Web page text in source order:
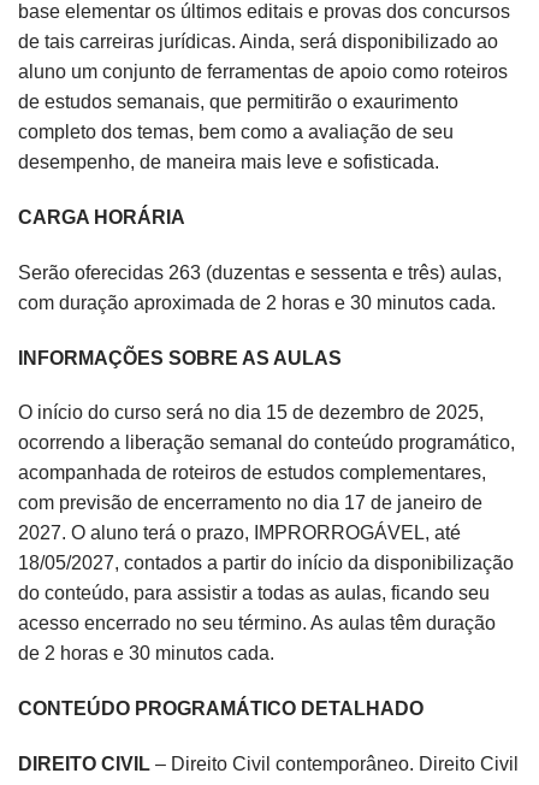
base elementar os últimos editais e provas dos concursos
de tais carreiras jurídicas. Ainda, será disponibilizado ao
aluno um conjunto de ferramentas de apoio como roteiros
de estudos semanais, que permitirão o exaurimento
completo dos temas, bem como a avaliação de seu
desempenho, de maneira mais leve e sofisticada.
CARGA HORÁRIA
Serão oferecidas 263 (duzentas e sessenta e três) aulas,
com duração aproximada de 2 horas e 30 minutos cada.
INFORMAÇÕES SOBRE AS AULAS
O início do curso será no dia 15 de dezembro de 2025,
ocorrendo a liberação semanal do conteúdo programático,
acompanhada de roteiros de estudos complementares,
com previsão de encerramento no dia 17 de janeiro de
2027. O aluno terá o prazo, IMPRORROGÁVEL, até
18/05/2027, contados a partir do início da disponibilização
do conteúdo, para assistir a todas as aulas, ficando seu
acesso encerrado no seu término. As aulas têm duração
de 2 horas e 30 minutos cada.
CONTEÚDO PROGRAMÁTICO DETALHADO
DIREITO CIVIL – Direito Civil contemporâneo. Direito Civil